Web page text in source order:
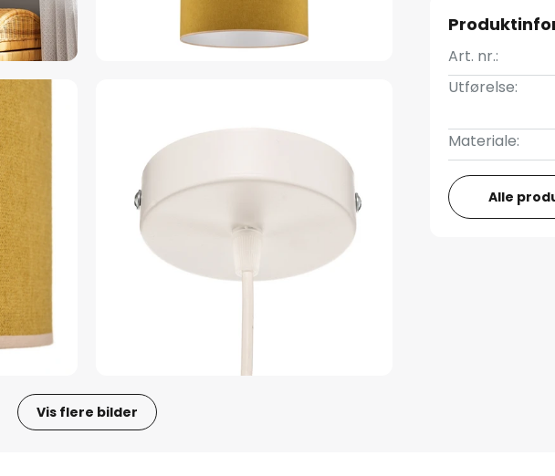
Vis flere bilder
Art. nr.:
Utførelse:
Materiale:
Alle